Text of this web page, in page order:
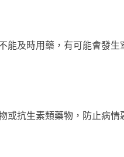
能及時用藥，有可能會發
或抗生素類藥物，防止病情